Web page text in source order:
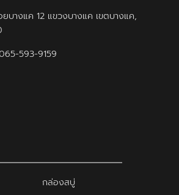
บางแค 12 แขวงบางแค เขตบางแค,
593-9159
กล่องสบู่